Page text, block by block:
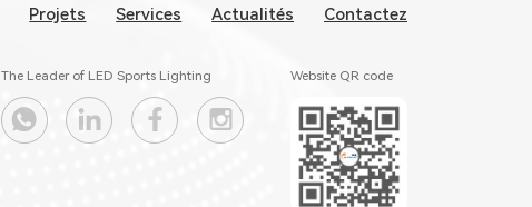
Projets Services Actualités Contactez
The Leader of LED Sports Lighting Website QR code